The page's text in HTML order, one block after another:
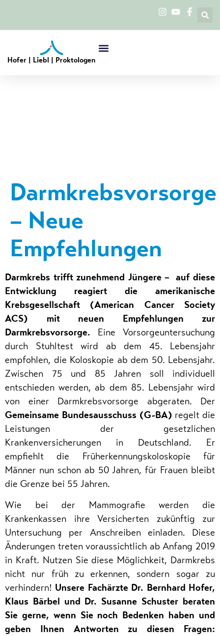
Hofer | Liebl | Proktologen
Darmkrebsvorsorge
– Neue
Empfehlungen
Darmkrebs trifft zunehmend Jüngere – auf diese
Entwicklung reagiert die amerikanische
Krebsgesellschaft (American Cancer Society
ACS) mit neuen Empfehlungen zur
Darmkrebsvorsorge. Eine Vorsorgeuntersuchung
durch Stuhltest wird ab dem 45. Lebensjahr
empfohlen, die Koloskopie ab dem 50. Lebensjahr.
Zwischen 75 und 85 Jahren soll individuell
entschieden werden, ab dem 85. Lebensjahr wird
von einer Darmkrebsvorsorge abgeraten. Der
Gemeinsame Bundesausschuss (G-BA) regelt die
Leistungen der gesetzlichen
Krankenversicherungen in Deutschland. Er
empfiehlt die Früherkennungskoloskopie für
Männer nun schon ab 50 Jahren, für Frauen bleibt
die Grenze bei 55 Jahren.
Wie bei der Mammografie werden die
Krankenkassen ihre Versicherten zukünftig zur
Untersuchung per Anschreiben einladen. Diese
Änderungen treten voraussichtlich ab Anfang 2019
in Kraft. Nutzen Sie diese Möglichkeit, Darmkrebs
nicht nur früh zu erkennen, sondern sogar zu
verhindern! Unsere Fachärzte Dr. Bernhard Hofer,
Klaus Bärbel und Dr. Susanne Schuster beraten
Sie gerne, wenn Sie noch Bedenken haben und
geben Ihnen Antworten zu diesen Fragen: